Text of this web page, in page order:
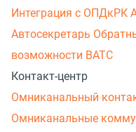
Интеграция с ОПДкРК
Автосекретарь
возможности ВАТС
Контакт-центр
Омниканальный
Омниканальные